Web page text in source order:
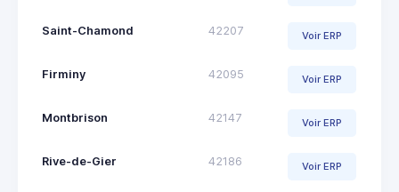
Saint-Chamond 42207 Voir ERP
Firminy 42095 Voir ERP
Montbrison 42147 Voir ERP
Rive-de-Gier 42186 Voir ERP